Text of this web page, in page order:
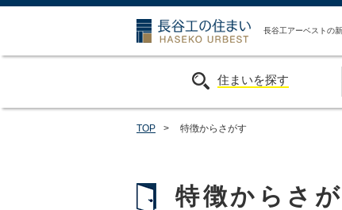
長谷工
長谷工アーベストの
住まいを探す
TOP > 特徴からさがす
特徴からさ